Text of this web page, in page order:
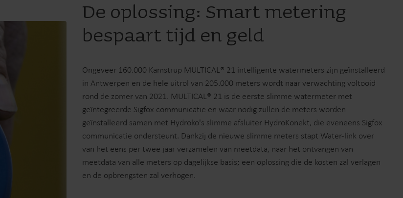
De oplossing: Smart metering
bespaart tijd en geld
Ongeveer 160.000 Kamstrup MULTICAL® 21 intelligente watermeters zijn geïnstalleerd
in Antwerpen en de hele uitrol van 205.000 meters wordt naar verwachting voltooid
rond de zomer van 2021. MULTICAL® 21 is de eerste slimme watermeter met
geïntegreerde Sigfox communicatie en waar nodig zullen de meters worden
geïnstalleerd samen met Hydroko's slimme afsluiter HydroKonekt, die eveneens Sigfox
communicatie ondersteunt. Dankzij de nieuwe slimme meters stapt Water-link over
van het eens per twee jaar verzamelen van meetdata, naar het ontvangen van
meetdata van alle meters op dagelijkse basis; een oplossing die de kosten zal verlagen
en de opbrengsten zal verhogen.